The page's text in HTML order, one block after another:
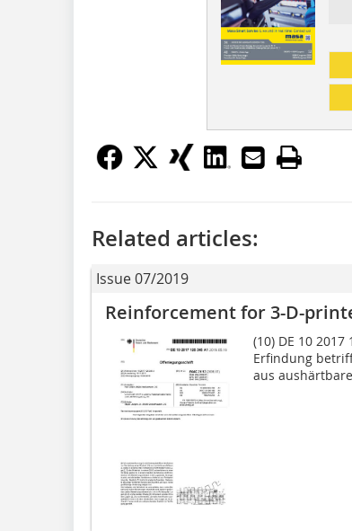
Related articles:
Issue 07/2019
Reinforcement for 3-D-
(10) DE 10 2017
Erfindung
aus